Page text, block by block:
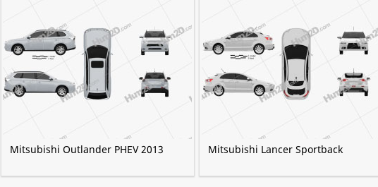
Mitsubishi Outlander PHEV 2013 Mitsubishi Lancer Sportback